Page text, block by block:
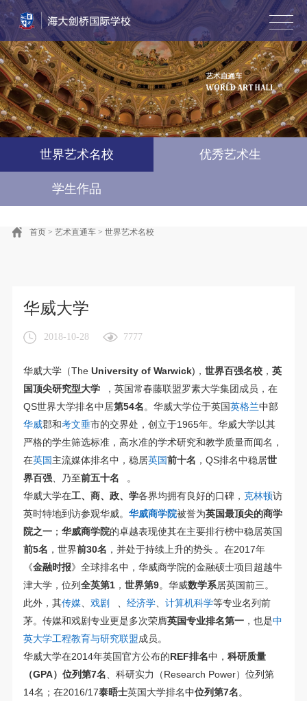
首页 学校简介 风采墙 教学动态
招生专栏 艺术直通车 国际竞赛·游学
联系我们 English
世界艺术名校 优秀艺术生
学生作品
首页> 艺术直通车> 世界艺术名校
华威大学
2018-10-28 7777
华威大学（TheUniversity of Warwick)，世界百强名校 ，英
国顶尖研究型大学
，英国常春藤联盟罗素大学集团成员，在
QS世界大学排名中居第54名。华威大学位于英国英格兰中部
华威郡和考文垂市的交界处，创立于1965年。华威大学以其
严格的学生筛选标准，高水准的学术研究和教学质量而闻名，
在英国主流媒体排名中，稳居英国前十名 ，QS排名中稳居世
界百强、乃至前五十名
。
华威大学在工、商、政、学各界均拥有良好的口碑，克林顿访
英时特地到访参观华威。华威商学院被誉为英国最顶尖的商学
院之一 ；华威商学院的卓越表现使其在主要排行榜中稳居英国
前5名 ，世界前30名 ，并处于持续上升的势头 。在2017年
《金融时报》全球排名中，华威商学院的金融硕士项目超越牛
津大学，位列全英第1 ，世界第9。华威数学系居英国前三。
此外，其传媒、戏剧 、经济学、计算机科学等专业名列前
茅。传媒和戏剧专业更是多次荣膺英国专业排名第一 ，也是中
英大学工程教育与研究联盟成员。
华威大学在2014年英国官方公布的REF排名中，科研质量
（GPA）位列第7名、科研实力（Research Power）位列第
14名；在2016/17泰晤士英国大学排名中位列第7名。